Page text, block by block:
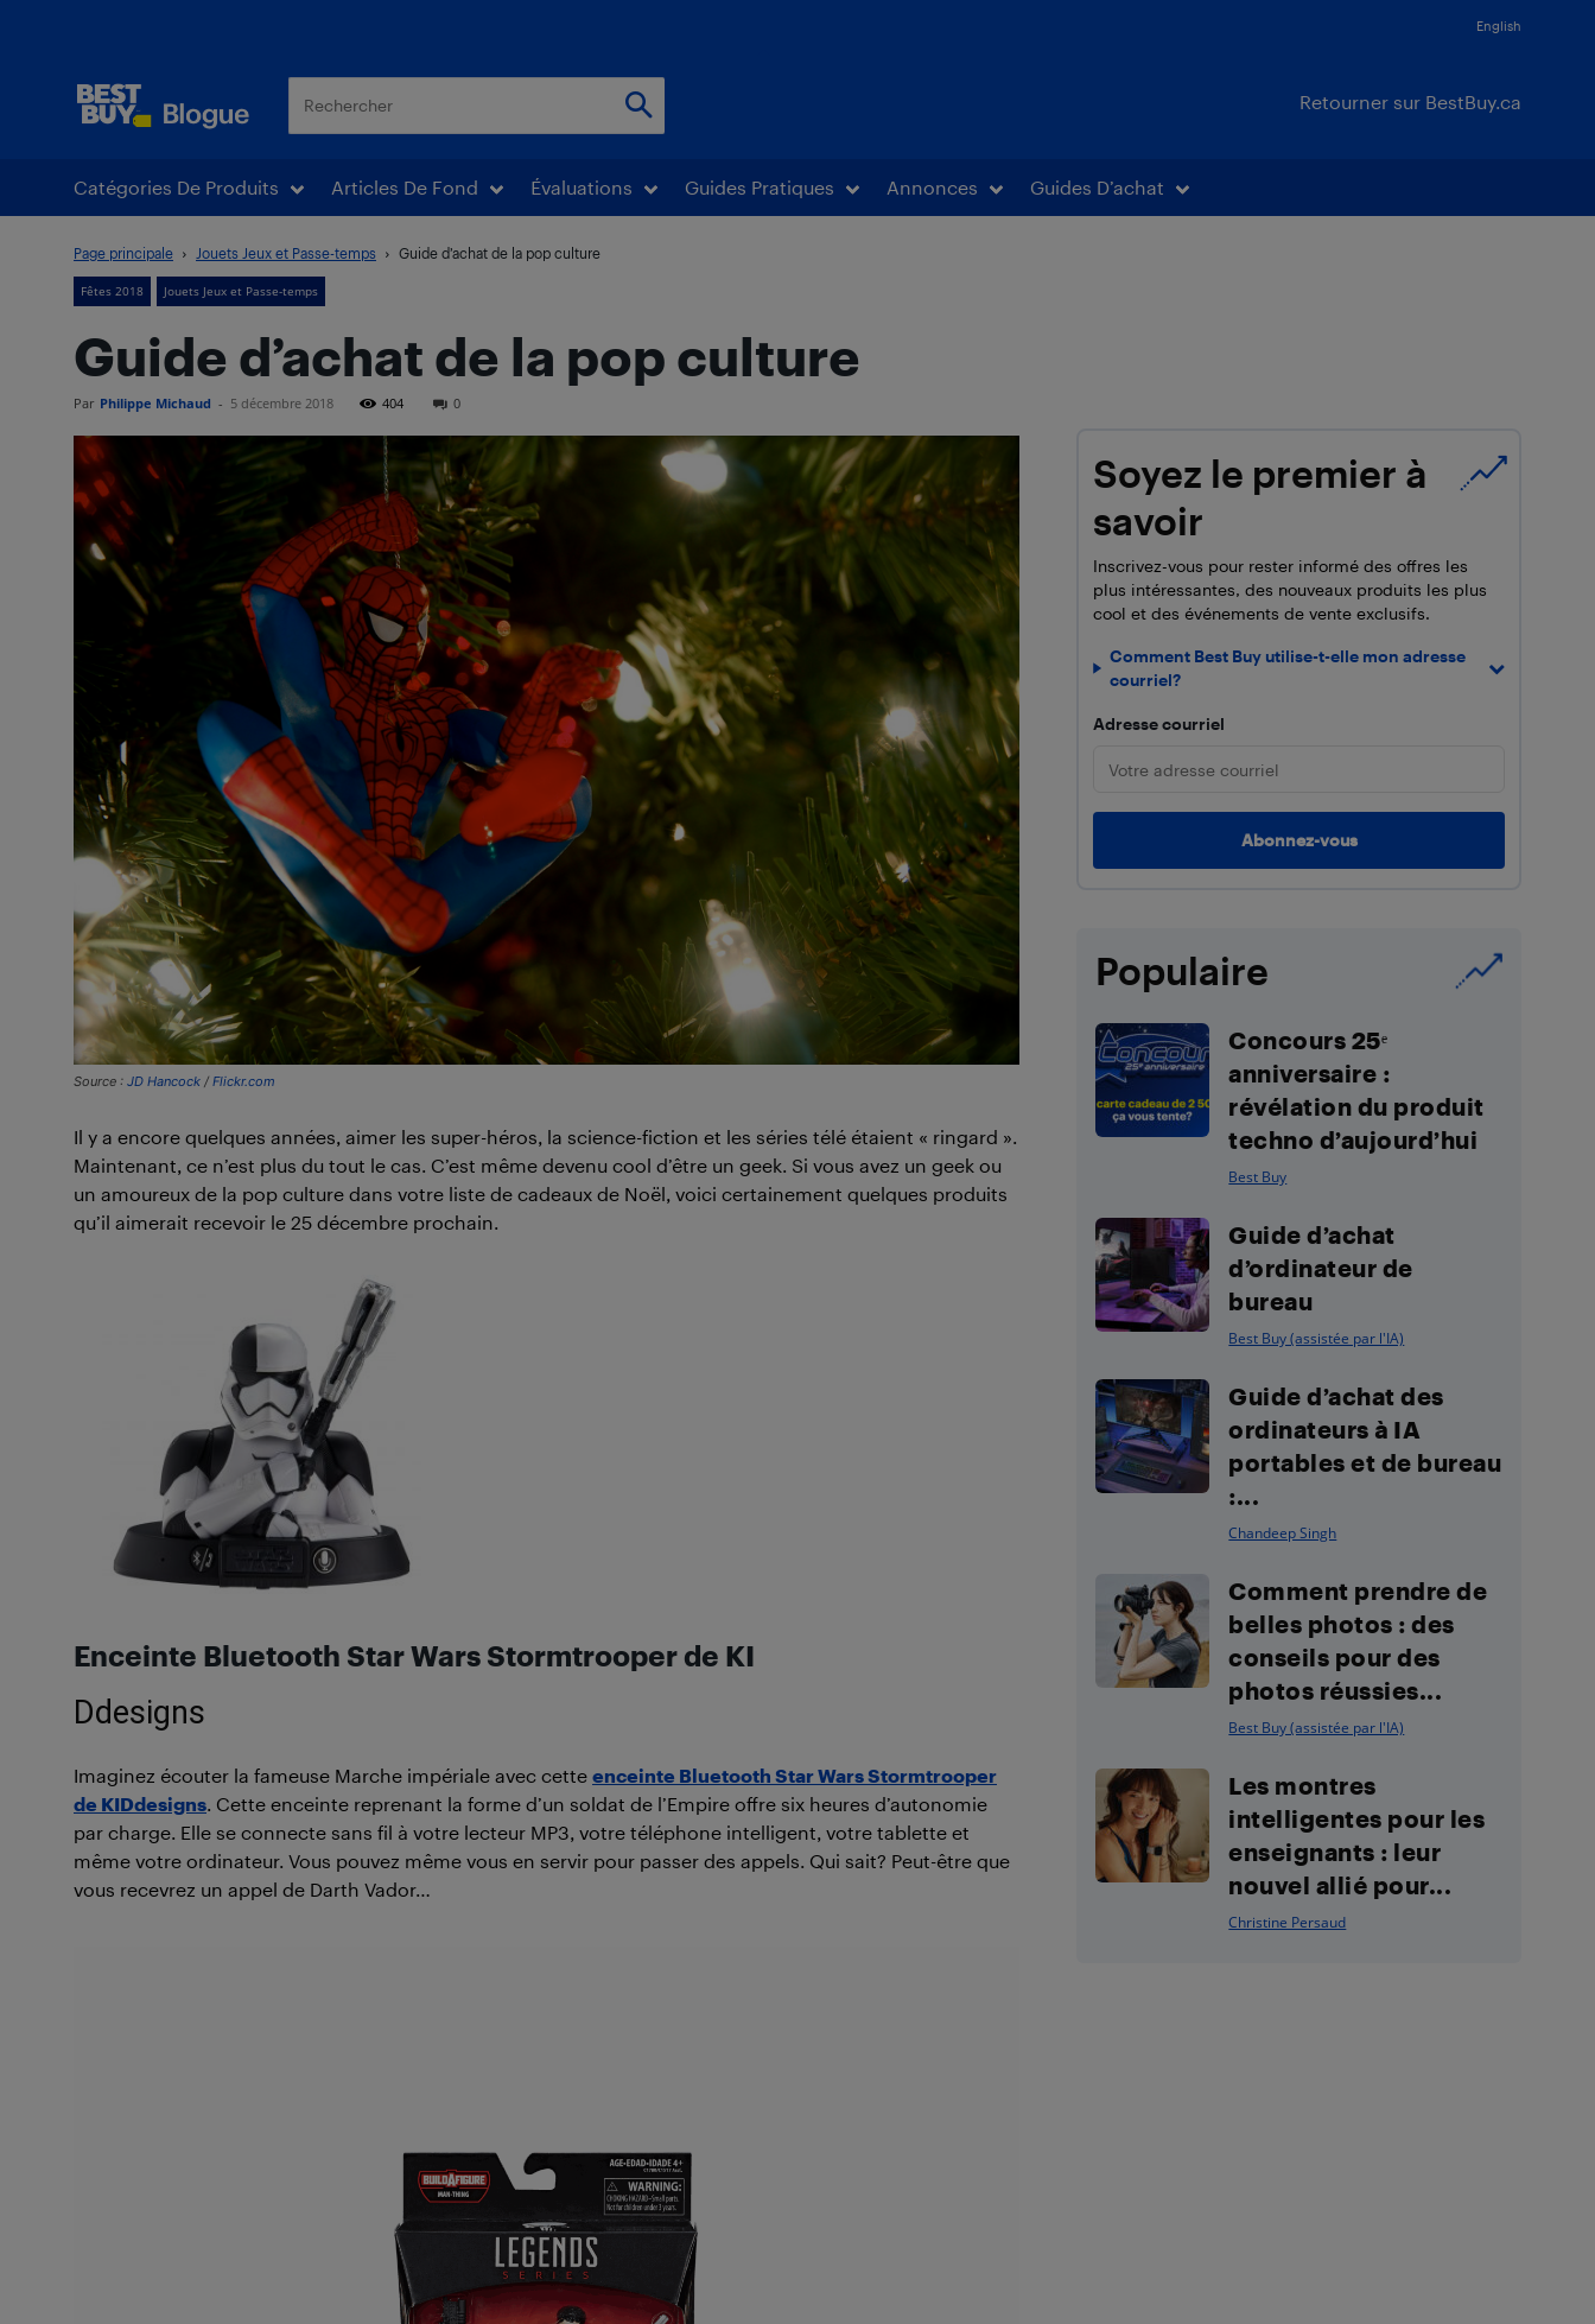
English
Retourner sur BestBuy.ca
Catégories De Produits Articles De Fond Évaluations Guides Pratiques Annonces Guides D’achat
Page principale Jouets Jeux et Passe-temps Guide d’achat de la pop culture
Fêtes 2018 Jouets Jeux et Passe-temps
Guide d’achat de la pop culture
Par Philippe Michaud - 5 décembre 2018 404 0
Source : JD Hancock / Flickr.com
Il y a encore quelques années, aimer les super-héros, la science-fiction et les séries télé étaient « ringard ».
Maintenant, ce n’est plus du tout le cas. C’est même devenu cool d’être un geek. Si vous avez un geek ou
un amoureux de la pop culture dans votre liste de cadeaux de Noël, voici certainement quelques produits
qu’il aimerait recevoir le 25 décembre prochain.
Enceinte Bluetooth Star Wars Stormtrooper de KI
Ddesigns
Imaginez écouter la fameuse Marche impériale avec cette enceinte Bluetooth Star Wars Stormtrooper
de KIDdesigns. Cette enceinte reprenant la forme d’un soldat de l’Empire offre six heures d’autonomie
par charge. Elle se connecte sans fil à votre lecteur MP3, votre téléphone intelligent, votre tablette et
même votre ordinateur. Vous pouvez même vous en servir pour passer des appels. Qui sait? Peut-être que
vous recevrez un appel de Darth Vador…
Soyez le premier à
savoir
Inscrivez-vous pour rester informé des offres les
plus intéressantes, des nouveaux produits les plus
cool et des événements de vente exclusifs.
Comment Best Buy utilise-t-elle mon adresse
courriel?
Adresse courriel
Populaire
Concours 25ᵉ
anniversaire :
révélation du produit
techno d’aujourd’hui
Best Buy
Guide d’achat
d’ordinateur de
bureau
Best Buy (assistée par l'IA)
Guide d’achat des
ordinateurs à IA
portables et de bureau
:...
Chandeep Singh
Comment prendre de
belles photos : des
conseils pour des
photos réussies...
Best Buy (assistée par l'IA)
Les montres
intelligentes pour les
enseignants : leur
nouvel allié pour...
Christine Persaud